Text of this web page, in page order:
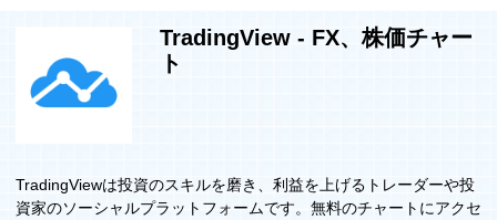
TradingView - FX、株価チャー
ト
TradingViewは投資のスキルを磨き、利益を上げるトレーダーや投
資家のソーシャルプラットフォームです。無料のチャートにアクセ